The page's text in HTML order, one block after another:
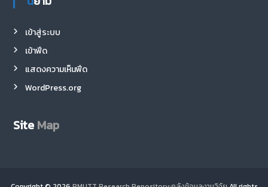
เข้าสู่ระบบ
เข้าฟีด
แสดงความเห็นฟีด
WordPress.org
Site Map